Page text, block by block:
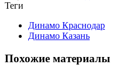
Теги
Динамо Краснодар
Динамо Казань
Похожие материалы